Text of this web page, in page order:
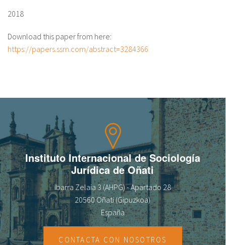
Sobre el IISJ
Residencia Antia
Galería de fotos
es
eu
en
fr
2018
Download this paper from here:
https://papers.ssrn.com/abstract=3284366
Instituto Internacional de Sociología
Jurídica de Oñati
Ibarra Zelaia 3 (AHPG) - Apartado 28
20560 Oñati (Gipuzkoa)
España
CONTACTA CON NOSOTROS